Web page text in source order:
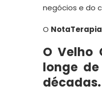
negócios e do
O NotaTerapia
O Velho
longe
décadas.